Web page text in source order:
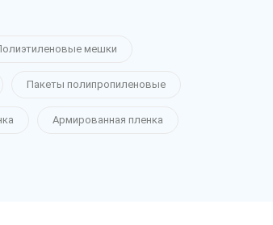
мешки
Пакеты полипропиленовые
Армированная пленка